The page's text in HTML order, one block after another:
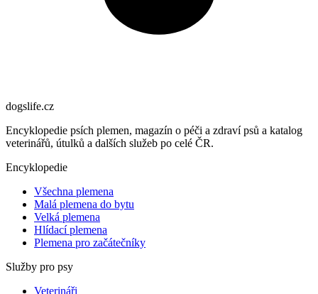
dogslife.cz
Encyklopedie psích plemen, magazín o péči a zdraví psů a katalog
veterinářů, útulků a dalších služeb po celé ČR.
Encyklopedie
Všechna plemena
Malá plemena do bytu
Velká plemena
Hlídací plemena
Plemena pro začátečníky
Služby pro psy
Veterináři